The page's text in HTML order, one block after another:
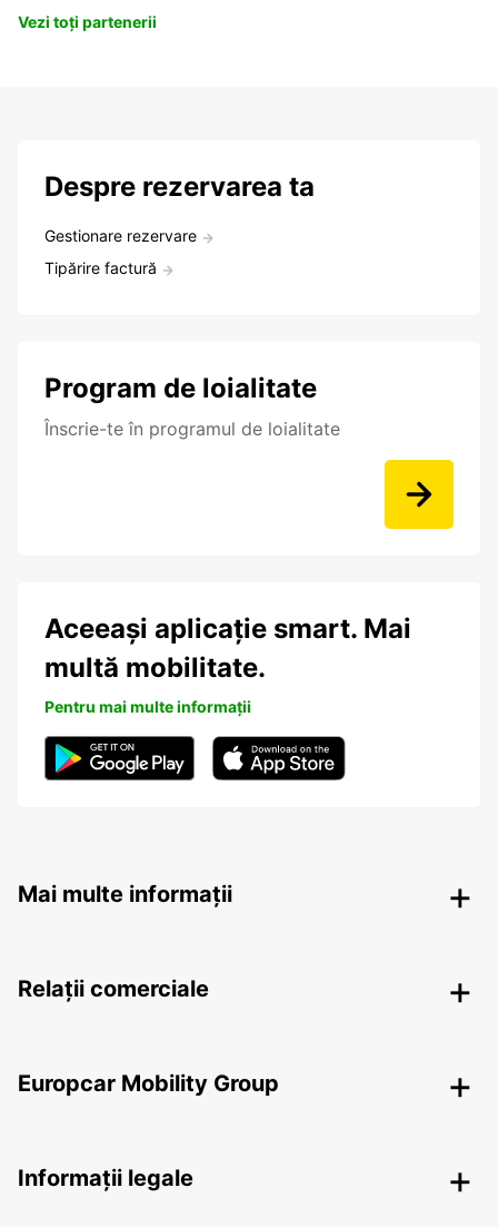
Vezi toți partenerii
Despre rezervarea ta
Gestionare rezervare
Tipărire factură
Program de loialitate
Înscrie-te în programul de loialitate
Aceeași aplicație smart. Mai
multă mobilitate.
Pentru mai multe informații
Mai multe informații
Relații comerciale
Europcar Mobility Group
Informații legale